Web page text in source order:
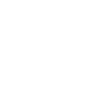
MENGE